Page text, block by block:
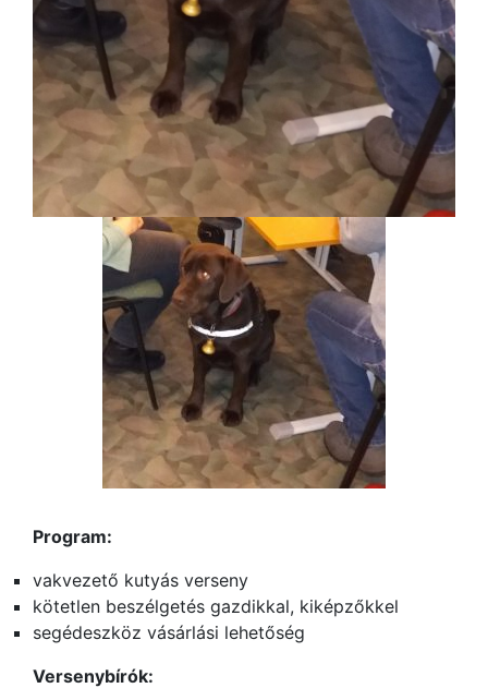
Program:
vakvezető kutyás verseny
kötetlen beszélgetés gazdikkal, kiképzőkkel
segédeszköz vásárlási lehetőség
Versenybírók: